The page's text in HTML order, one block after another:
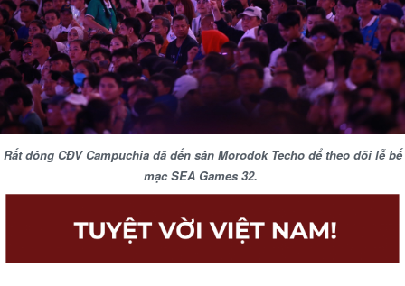
Rất đông CĐV Campuchia đã đến sân Morodok Techo để theo dõi lễ bế
mạc SEA Games 32.